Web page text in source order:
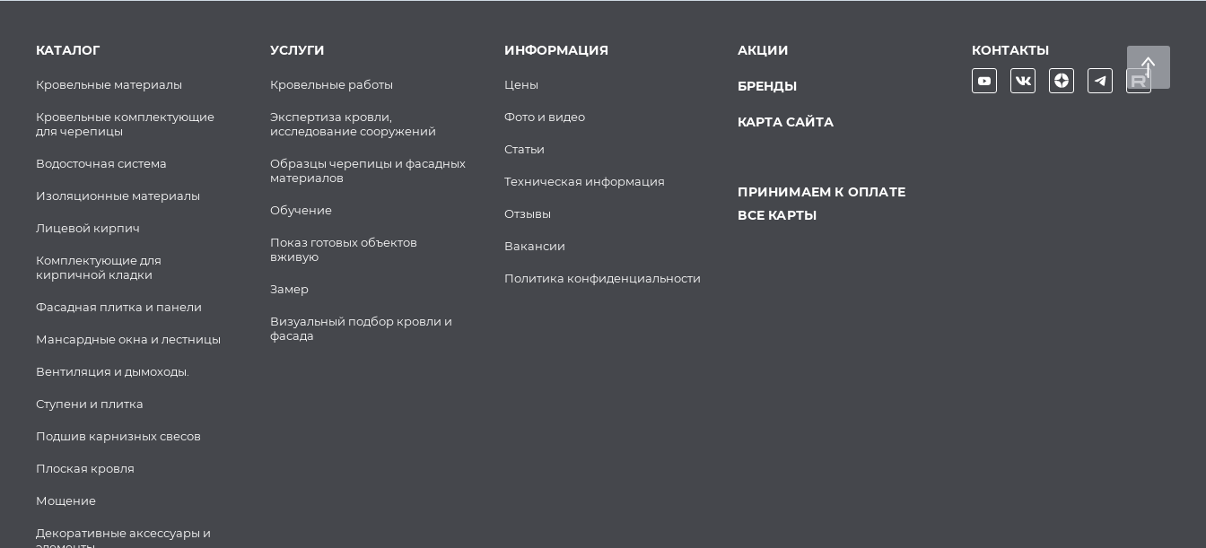
КАТАЛОГ
Кровельные материалы
Кровельные комплектующие
для черепицы
Водосточная система
Изоляционные материалы
Лицевой кирпич
Комплектующие для
кирпичной кладки
Фасадная плитка и панели
Мансардные окна и лестницы
Вентиляция и дымоходы.
Ступени и плитка
Подшив карнизных свесов
Плоская кровля
Мощение
Декоративные аксессуары и
УСЛУГИ
Кровельные работы
Экспертиза кровли,
исследование сооружений
Образцы черепицы и фасадных
материалов
Обучение
Показ готовых объектов
вживую
Замер
Визуальный подбор кровли и
фасада
ИНФОРМАЦИЯ
Цены
Фото и видео
Статьи
Техническая информация
Отзывы
Вакансии
Политика конфиденциальности
АКЦИИ
БРЕНДЫ
КАРТА САЙТА
ПРИНИМАЕМ К ОПЛАТЕ
ВСЕ КАРТЫ
КОНТАКТЫ